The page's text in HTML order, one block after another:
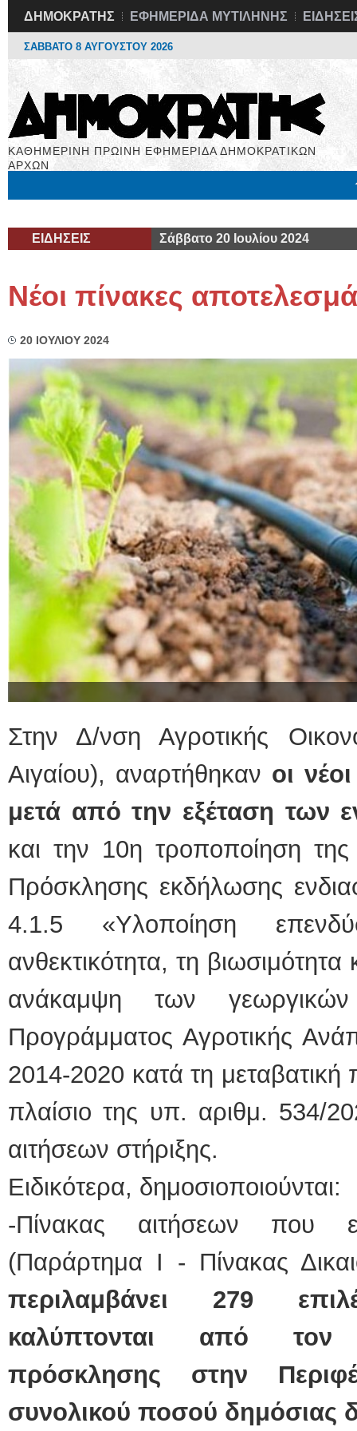
ΔΗΜΟΚΡΑΤΗΣ ΕΦΗΜΕΡΙΔΑ ΜΥΤΙΛΗΝΗΣ
ΣΑΒΒΑΤΟ 8 ΑΥΓΟΥΣΤΟΥ 2026
ΚΑΘΗΜΕΡΙΝΗ ΠΡΩΙΝΗ ΕΦΗΜΕΡΙΔΑ ΔΗΜΟΚΡΑΤΙΚΩΝ
ΑΡΧΩΝ
ΕΙΔΗΣΕΙΣ Σάββατο 20 Ιουλίου 2024
Νέοι πίνακες
20 ΙΟΥΛΙΟΥ 2024
Στην Δ/νση Αγροτικής
Αιγαίου), αναρτήθηκαν οι
μετά από την εξέταση των
και την 10η τροποποίηση
Πρόσκλησης εκδήλωσης
4.1.5 «Υλοποίηση
ανθεκτικότητα, τη
ανάκαμψη των γεωργικών
Προγράμματος Αγροτικής
2014-2020 κατά τη
πλαίσιο της υπ. αριθμ. 534/
αιτήσεων στήριξης.
Ειδικότερα, δημοσιοποιούνται:
-Πίνακας αιτήσεων που
(Παράρτημα Ι - Πίνακας
περιλαμβάνει 279
καλύπτονται από τον
πρόσκλησης στην
συνολικού ποσού δημόσιας
ΕΙΔΙΚΟΣ ΚΑΡΔΙΟΛΟΓΟΣ
ΚΩΝΣΤΑΝΤΙΝΟΣ Ε.
υπέρηχος
Μυτιλήνη
Γέρα:Παπάδος
Φυσικοθεραπεύτρια
Σταυρουλάκη-Γαλάτη
Πτυχιούχος
Σύμβαση με ΕΟΠΥΥ
Ασκληπιού 39
Μυτιλήνη